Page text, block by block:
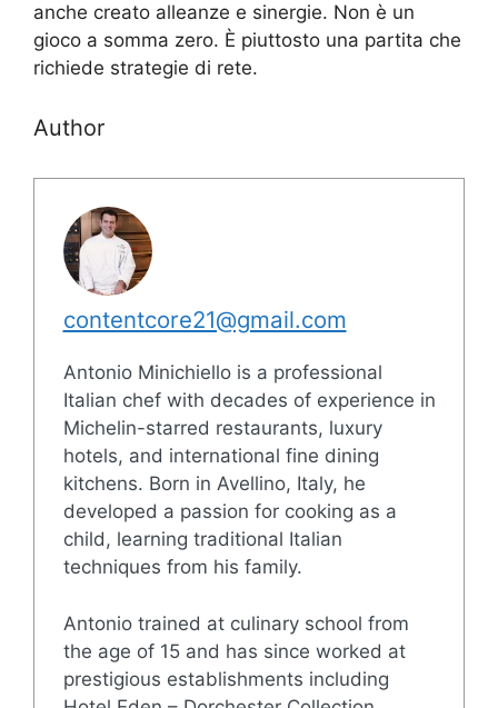
anche creato alleanze e sinergie. Non è un
gioco a somma zero. È piuttosto una partita che
richiede strategie di rete.
Author
contentcore21@gmail.com
Antonio Minichiello is a professional
Italian chef with decades of experience in
Michelin-starred restaurants, luxury
hotels, and international fine dining
kitchens. Born in Avellino, Italy, he
developed a passion for cooking as a
child, learning traditional Italian
techniques from his family.
Antonio trained at culinary school from
the age of 15 and has since worked at
prestigious establishments including